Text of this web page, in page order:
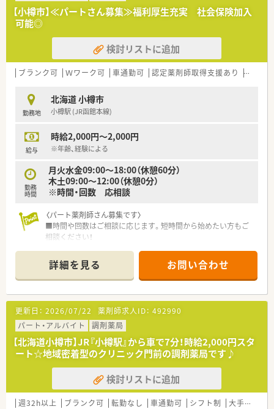
〈こんな薬局です〉
■JR小樽築港駅から車3分、バス停まで徒歩1分のアクセスです。
薬剤師2名在籍し、在宅にも対応しています。
■勤務エリアを選べるので、転居を伴う異動が心配な方も安心！
小樽市内にも複数店舗展開していますので、地域に根ざして勤
務していきたい方も歓迎です。
【小樽市】≪パートさん募集≫福利厚生充実 社会保険加入
可能◎
検討リストに追加
ブランク可 Ｗワーク可 車通勤可 認定薬剤師取得支援あり 教育制
勤務地
北海道 小樽市
小樽駅 (JR函館本線)
給与
時給2,000円～2,000円
※年齢、経験による
勤務
時間
月火水金09:00～18:00（休憩60分）
木土09:00～12:00（休憩0分）
※時間・回数 応相談
〈パート薬剤師さん募集です〉
■時間や回数はご相談に応じます。短時間から始めたい方もご
相談ください！
させていただきます
■週20時間以上勤務で社保加入対象です。しっかり働きたい方
も歓迎！
■サポート体制万全！研修制度も整っています。
経験が浅くて調剤に自信のない方、結婚や出産などでブランク
ある方の復帰も歓迎です。
〈こんな薬局です〉
■JR小樽駅から徒歩10分程、国道5号線沿いにある薬局です。
■内科、消化器科クリニック門前に位置しし、スタイリッシュで
おしゃれな外観の薬局です。
■処方せん内容は、内科メインに1日30枚程を応需し、在宅にも
対応しています。
詳細を見る お問い合わせ
更新日： 2026/07/22 薬剤師求人ID： 492990
パート・アルバイト
調剤薬局
【北海道小樽市】JR『小樽駅』から車で7分！時給2,000円スタ
ート☆地域密着型のクリニック門前の調剤薬局です♪
検討リストに追加
週32h以上 ブランク可 転勤なし 車通勤可 シフト制 大手チェーン以外